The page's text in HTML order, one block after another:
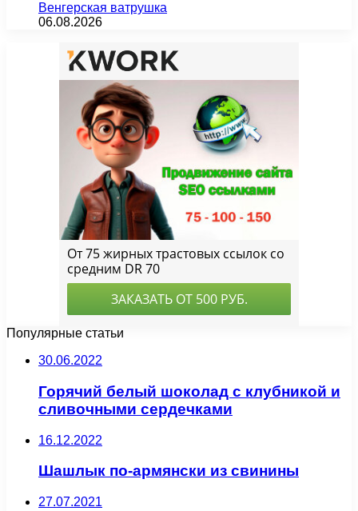
Венгерская ватрушка
06.08.2026
Популярные статьи
30.06.2022
Горячий белый шоколад с клубникой и
сливочными сердечками
16.12.2022
Шашлык по-армянски из свинины
27.07.2021